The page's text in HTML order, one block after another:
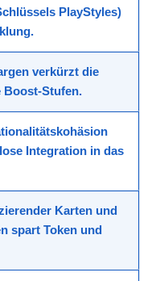
PlayStyles)
.
verkürzt die
Boost-Stufen.
Integration in das
Karten und
spart Token und